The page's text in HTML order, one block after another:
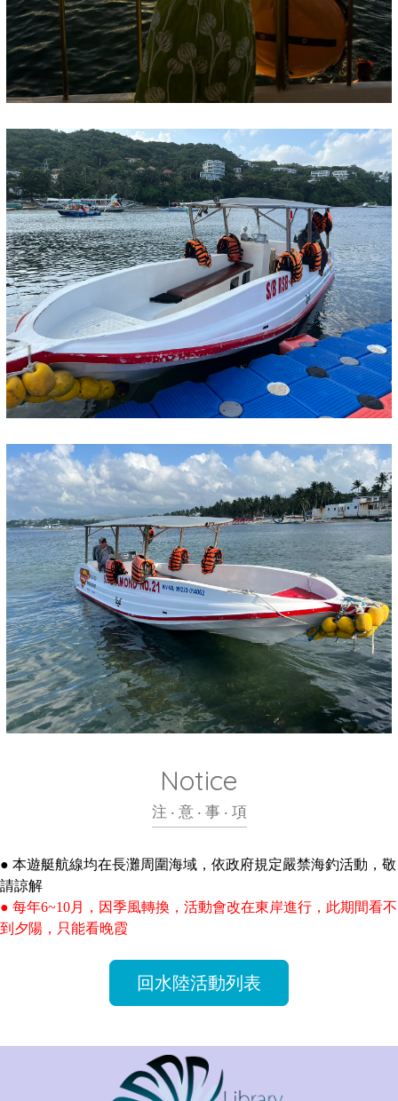
Notice
注 ‧ 意 ‧ 事 ‧ 項
● 本遊艇航線均在長灘周圍海域，依政府規定嚴禁海釣活動，敬
請諒解
● 每年6~10月，因季風轉換，活動會改在東岸進行，此期間看不
到夕陽，只能看晚霞
回水陸活動列表